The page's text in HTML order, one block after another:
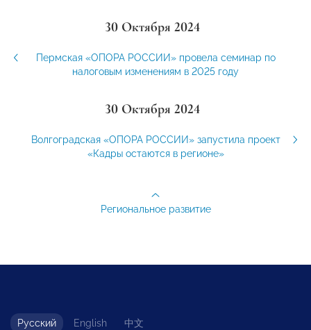
30 Октября 2024
Пермская «ОПОРА РОССИИ» провела семинар по
налоговым изменениям в 2025 году
30 Октября 2024
Волгоградская «ОПОРА РОССИИ» запустила проект
«Кадры остаются в регионе»
Региональное развитие
Русский English 中文